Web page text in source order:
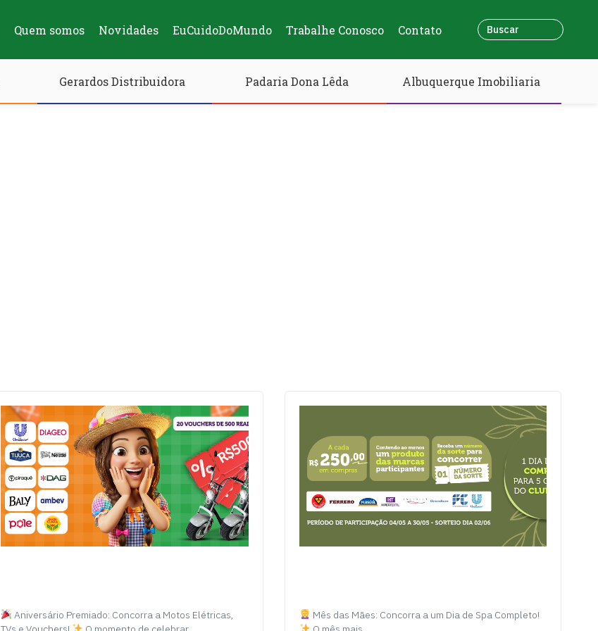
Quem somos Novidades EuCuidoDoMundo Trabalhe Conosco Contato
Gerardos Distribuidora Padaria Dona Lêda Albuquerque Imobiliaria
Aniversário Premiado: Concorra a Motos Elétricas,
Mês das Mães: Concorra a um Dia de Spa Completo!